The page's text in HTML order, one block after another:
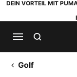
DEIN VORTEIL MIT
Golf